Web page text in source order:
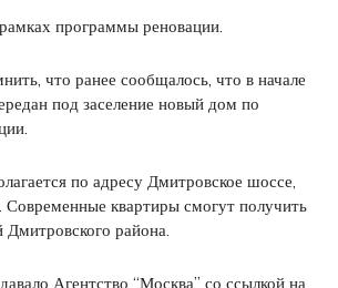
программы реновации.
что ранее сообщалось, что в начале
под заселение новый дом по
по адресу Дмитровское шоссе,
квартиры смогут получить
района.
Агентство “Москва” со ссылкой на